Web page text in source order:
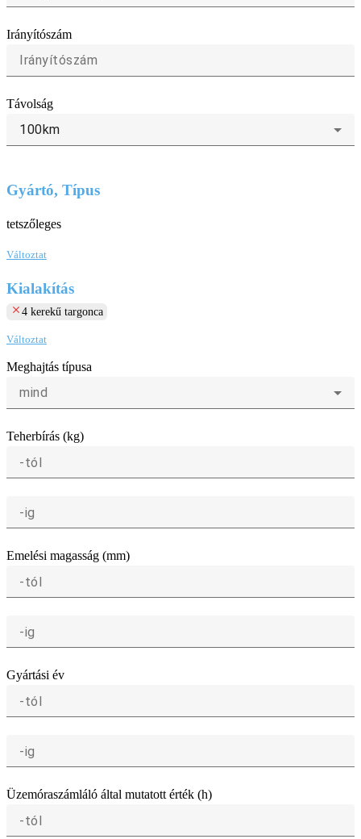
Irányítószám
Távolság
100km
Gyártó, Típus
tetszőleges
Változtat
Kialakítás
clear 4 kerekű targonca
Változtat
Meghajtás típusa
mind
Teherbírás (kg)
-tól
-ig
Emelési magasság (mm)
-tól
-ig
Gyártási év
-tól
-ig
Üzemóraszámláló által mutatott érték (h)
-tól